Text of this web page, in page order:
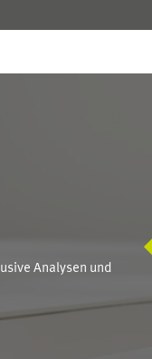
Analysen und